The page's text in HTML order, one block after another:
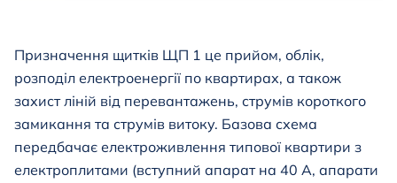
Призначення щитків ЩП 1 це прийом, облік,
розподіл електроенергії по квартирах, а також
захист ліній від перевантажень, струмів короткого
замикання та струмів витоку. Базова схема
передбачає електроживлення типової квартири з
електроплитами (вступний апарат на 40 А, апарати